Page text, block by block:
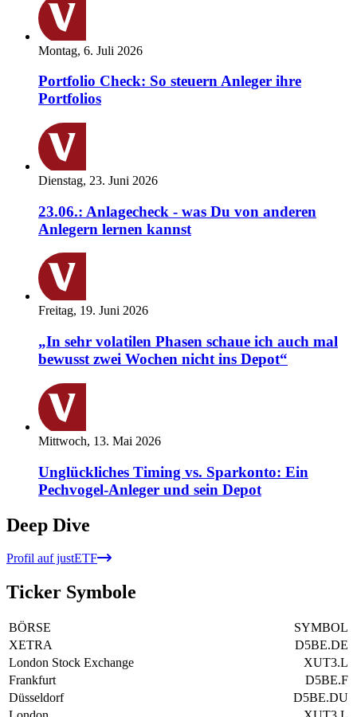
Montag, 6. Juli 2026
Portfolio Check: So steuern Anleger ihre
Portfolios
Dienstag, 23. Juni 2026
23.06.: Anlagecheck - was Du von anderen
Anlegern lernen kannst
Freitag, 19. Juni 2026
„In sehr volatilen Phasen schaue ich auch mal
bewusst zwei Wochen nicht ins Depot“
Mittwoch, 13. Mai 2026
Unglückliches Timing vs. Sparkonto: Ein
Pechvogel-Anleger und sein Depot
Deep Dive
Profil auf justETF
Ticker Symbole
BÖRSE
SYMBOL
XETRA
D5BE.DE
London Stock Exchange
XUT3.L
Frankfurt
D5BE.F
Düsseldorf
D5BE.DU